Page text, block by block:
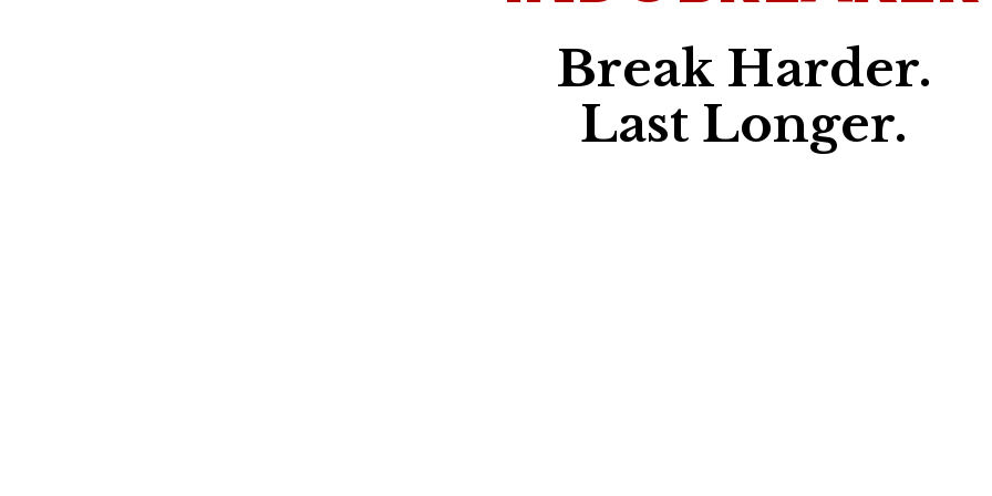
Break Harder.
Last Longer.